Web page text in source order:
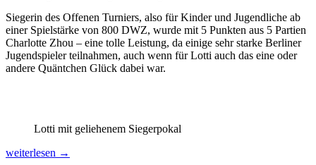
Siegerin des Offenen Turniers, also für Kinder und Jugendliche ab
einer Spielstärke von 800 DWZ, wurde mit 5 Punkten aus 5 Partien
Charlotte Zhou – eine tolle Leistung, da einige sehr starke Berliner
Jugendspieler teilnahmen, auch wenn für Lotti auch das eine oder
andere Quäntchen Glück dabei war.
Lotti mit geliehenem Siegerpokal
Charlotte
weiterlesen →